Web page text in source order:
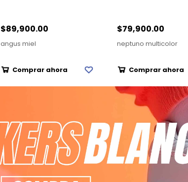
$89,900.00
angus miel
Comprar ahora
$79,900.00
neptuno multicolor
Comprar ahora